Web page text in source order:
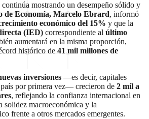
mostrando un desempeño sólido y
de Economía, Marcelo Ebrard, informó
económico del 15% y que la
(IED) correspondiente al último
aumentará en la misma proporción,
histórico de 41 mil millones de
inversiones —es decir, capitales
por primera vez— crecieron de 2 mil a
, reflejando la confianza internacional en
solidez macroeconómica y la
frente a otros mercados emergentes.